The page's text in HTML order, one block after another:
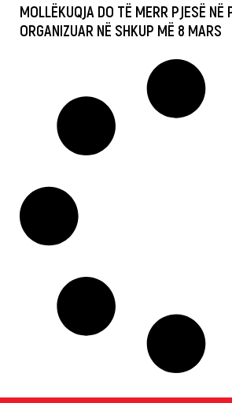
MOLLËKUQJA DO TË MERR PJESË NË
ORGANIZUAR NË SHKUP MË 8 MARS